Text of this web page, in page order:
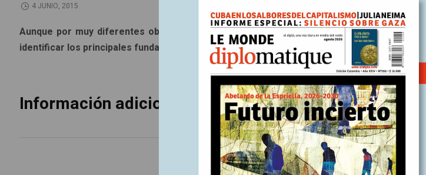
4 JUNIO, 2015
Aunque por muy diferentes objetivos, los discursos de conspiración tienen una gran
identificar los principales fundamentos.
Información adicional